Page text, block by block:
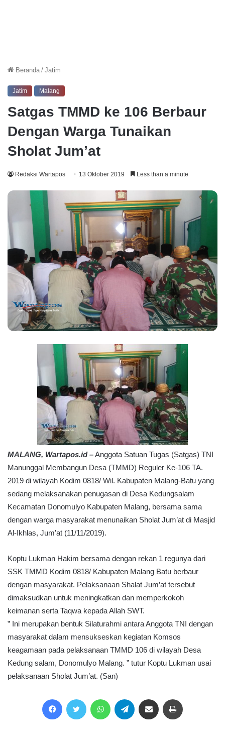
Beranda / Jatim
Jatim Malang
Satgas TMMD ke 106 Berbaur
Dengan Warga Tunaikan
Sholat Jum’at
Redaksi Wartapos 13 Oktober 2019 Less than a minute
MALANG, Wartapos.id –Anggota Satuan Tugas (Satgas) TNI
Manunggal Membangun Desa (TMMD) Reguler Ke-106 TA.
2019 di wilayah Kodim 0818/ Wil. Kabupaten Malang-Batu yang
sedang melaksanakan penugasan di Desa Kedungsalam
Kecamatan Donomulyo Kabupaten Malang, bersama sama
dengan warga masyarakat menunaikan Sholat Jum’at di Masjid
Al-Ikhlas, Jum’at (11/11/2019).
Koptu Lukman Hakim bersama dengan rekan 1 regunya dari
SSK TMMD Kodim 0818/ Kabupaten Malang Batu berbaur
dengan masyarakat. Pelaksanaan Shalat Jum’at tersebut
dimaksudkan untuk meningkatkan dan memperkokoh
keimanan serta Taqwa kepada Allah SWT.
” Ini merupakan bentuk Silaturahmi antara Anggota TNI dengan
masyarakat dalam mensukseskan kegiatan Komsos
keagamaan pada pelaksanaan TMMD 106 di wilayah Desa
Kedung salam, Donomulyo Malang. ” tutur Koptu Lukman usai
pelaksanaan Sholat Jum’at. (San)